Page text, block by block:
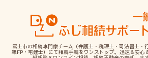
富士市の相続専門家チーム（弁護士・税理士・司法書士・
級FP・宅建士）にて相続手続をワンストップ。迅速＆安心